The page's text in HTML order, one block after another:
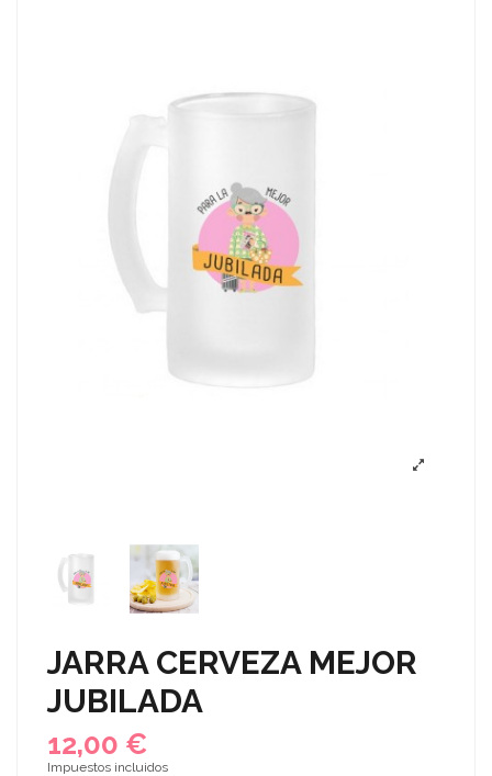
JARRA CERVEZA MEJOR
JUBILADA
12,00 €
Impuestos incluidos